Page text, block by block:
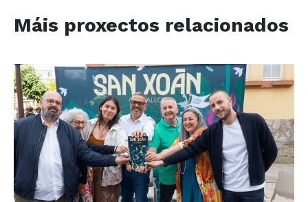
Máis proxectos relacionados